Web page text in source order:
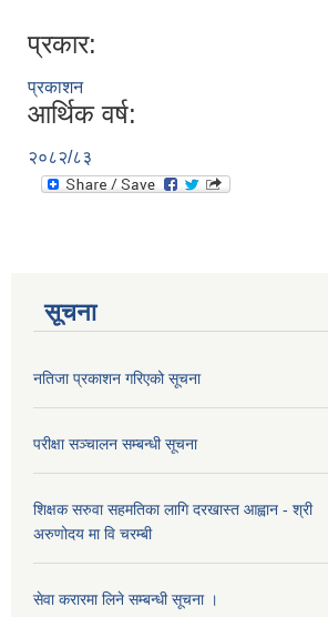
प्रकार:
प्रकाशन
आर्थिक वर्ष:
२०८२/८३
सूचना
नतिजा प्रकाशन गरिएको सूचना
परीक्षा सञ्चालन सम्बन्धी सूचना
शिक्षक सरुवा सहमतिका लागि दरखास्त आह्वान - श्री
अरुणोदय मा वि चरम्बी
सेवा करारमा लिने सम्बन्धी सूचना ।